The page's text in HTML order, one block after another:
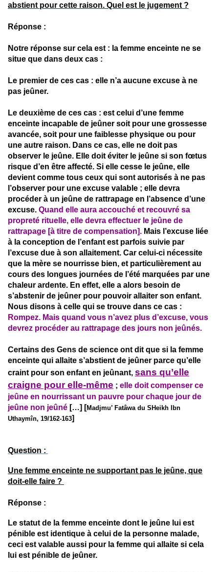
abstient pour cette raison. Quel est le jugement ?
Réponse :
Notre réponse sur cela est : la femme enceinte ne se
situe que dans deux cas :
Le premier de ces cas : elle n’a aucune excuse à ne
pas jeûner.
Le deuxième de ces cas : est celui d’une femme
enceinte incapable de jeûner soit pour une grossesse
avancée, soit pour une faiblesse physique ou pour
une autre raison. Dans ce cas, elle ne doit pas
observer le jeûne. Elle doit éviter le jeûne si son fœtus
risque d’en être affecté. Si elle cesse le jeûne, elle
devient comme tous ceux qui sont autorisés à ne pas
l’observer pour une excuse valable ; elle devra
procéder à un jeûne de rattrapage en l’absence d’une
excuse. Quand elle aura accouché et recouvré sa
propreté rituelle, elle devra effectuer le jeûne de
rattrapage [à titre de compensation]. Mais l’excuse liée
à la conception de l’enfant est parfois suivie par
l’excuse due à son allaitement. Car celui-ci nécessite
que la mère se nourrisse bien, et particulièrement au
cours des longues journées de l’été marquées par une
chaleur ardente. En effet, elle a alors besoin de
s’abstenir de jeûner pour pouvoir allaiter son enfant.
Nous disons à celle qui se trouve dans ce cas :
Rompez. Mais quand vous n’avez plus d’excuse, vous
devrez procéder au rattrapage des jours non jeûnés.
Certains des Gens de science ont dit que si la femme
enceinte qui allaite s’abstient de jeûner parce qu’elle
craint pour son enfant en jeûnant, sans qu’elle
craigne pour elle-même ; elle doit compenser ce
jeûne en nourrissant un pauvre pour chaque jour de
jeûne non jeûné […] [Madjmu’ Fatâwa du SHeikh Ibn
Uthaymîn, 19/162-163]
Question :
Une femme enceinte ne supportant pas le jeûne, que
doit-elle faire ?
Réponse :
Le statut de la femme enceinte dont le jeûne lui est
pénible est identique à celui de la personne malade,
ceci est valable aussi pour la femme qui allaite si cela
lui est pénible de jeûner.